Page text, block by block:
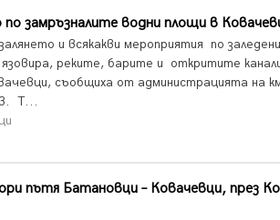
по замръзналите водни площи в
и всякакви мероприятия по
реките, барите и откритите
съобщиха от администрацията на
Т...
пътя Батановци – Ковачевци, през